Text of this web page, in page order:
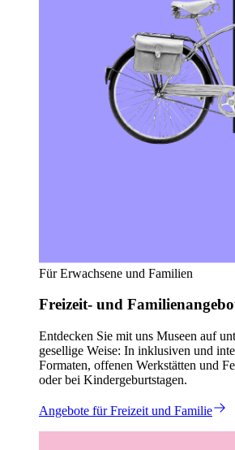
Für Erwachsene und Familien
Freizeit- und
Entdecken Sie mit uns Museen auf
gesellige Weise: In inklusiven und
Formaten, offenen Werkstätten und
oder bei Kindergeburtstagen.
Angebote für Freizeit und Familie